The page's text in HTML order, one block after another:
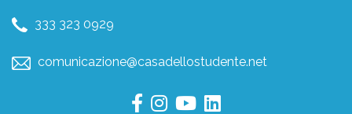
333 323 0929
comunicazione@casadellostudente.net